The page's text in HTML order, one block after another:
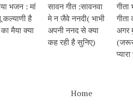
भजन : मां
कल्याणी है
मैया क्या
सावन गीत :सावनवा
मे न जैवे ननदी( भाभी
अपनी ननद से क्या
कह रही है सुनिए)
गीता
अगर
Home